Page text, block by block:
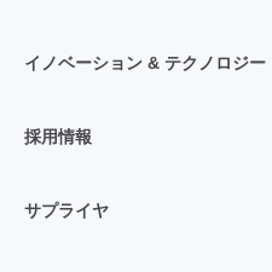
イノベーション & テクノロジー
採用情報
サプライヤ